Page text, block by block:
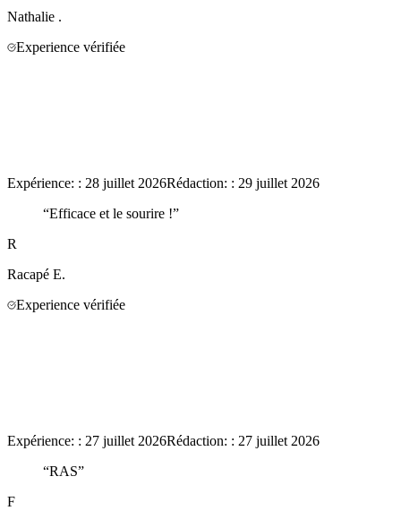
Nathalie .
Experience vérifiée
Expérience: : 28 juillet 2026Rédaction: : 29 juillet 2026
“Efficace et le sourire !”
R
Racapé E.
Experience vérifiée
Expérience: : 27 juillet 2026Rédaction: : 27 juillet 2026
“RAS”
F